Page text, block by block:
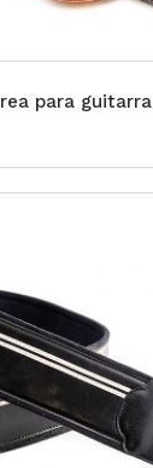
para guitarra